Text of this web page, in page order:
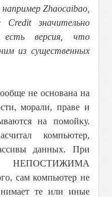
Zhaocaibao,
значительно
есть версия, что
из существенных
не основана на
морали, праве и
на помойку.
компьютер,
данных. При
НЕПОСТИЖИМА
сам компьютер не
те или иные